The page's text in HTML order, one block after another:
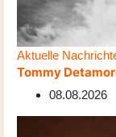
Aktuelle
Tommy
08.08.2026